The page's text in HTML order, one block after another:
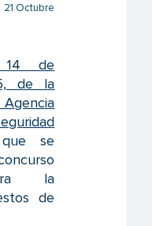
Octubre
14 de
de la
se
la
de